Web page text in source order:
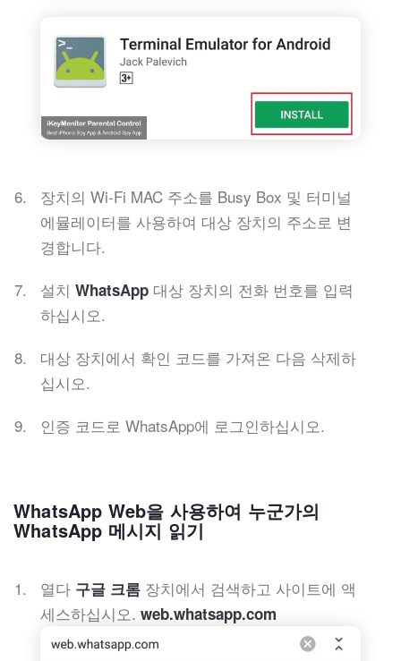
장치의 Wi-Fi MAC 주소를 Busy Box 및 터미널
에뮬레이터를 사용하여 대상 장치의 주소로 변
경합니다.
설치 WhatsApp 대상 장치의 전화 번호를 입력
하십시오.
대상 장치에서 확인 코드를 가져온 다음 삭제하
십시오.
인증 코드로 WhatsApp에 로그인하십시오.
WhatsApp Web을 사용하여 누군가의
WhatsApp 메시지 읽기
열다 구글 크롬 장치에서 검색하고 사이트에 액
세스하십시오. web.whatsapp.com